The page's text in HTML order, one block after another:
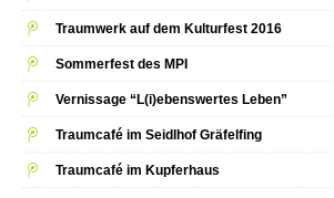
Traumwerk auf dem Kulturfest 2016
Sommerfest des MPI
Vernissage “L(i)ebenswertes Leben”
Traumcafé im Seidlhof Gräfelfing
Traumcafé im Kupferhaus